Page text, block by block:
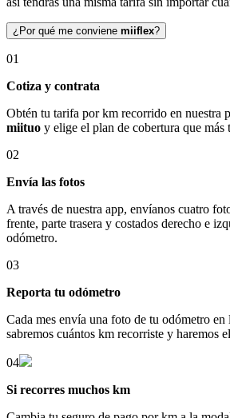
¿Por qué me conviene miiflex?
01
Cotiza y contrata
Obtén tu tarifa por km recorrido en nuestra
miituo y elige el plan de cobertura que más
02
Envía las fotos
A través de nuestra app, envíanos cuatro
frente, parte trasera y costados derecho e
odómetro.
03
Reporta tu odómetro
Cada mes envía una foto de tu odómetro en
sabremos cuántos km recorriste y haremos
04
Si recorres muchos km